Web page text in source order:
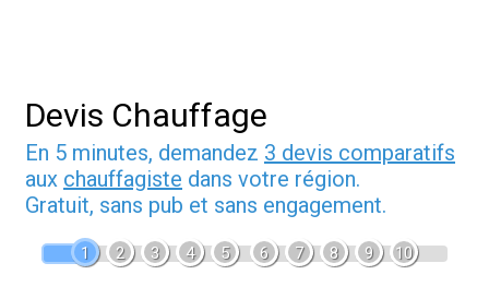
Devis Chauffage
En 5 minutes, demandez 3 devis comparatifs
aux chauffagiste dans votre région.
Gratuit, sans pub et sans engagement.
1 2 3 4 5 6 7 8 9 10